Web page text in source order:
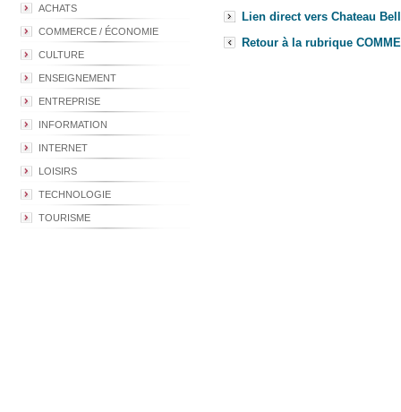
ACHATS
COMMERCE / ÉCONOMIE
CULTURE
ENSEIGNEMENT
ENTREPRISE
INFORMATION
INTERNET
LOISIRS
TECHNOLOGIE
TOURISME
Lien direct vers Chateau
Retour à la rubrique